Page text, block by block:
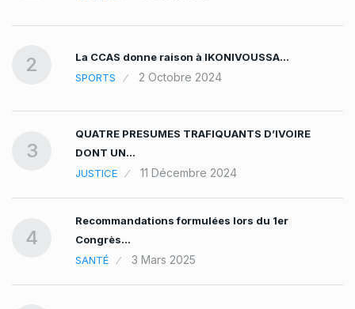
2
La CCAS donne raison à IKONIVOUSSA…
SPORTS
2 Octobre 2024
3
QUATRE PRESUMES TRAFIQUANTS D’IVOIRE
DONT UN…
JUSTICE
11 Décembre 2024
4
Recommandations formulées lors du 1er
Congrès…
SANTÉ
3 Mars 2025